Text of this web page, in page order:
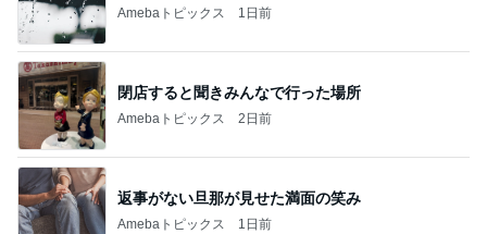
Amebaトピックス 1日前
閉店すると聞きみんなで行った場所
Amebaトピックス 2日前
返事がない旦那が見せた満面の笑み
Amebaトピックス 1日前